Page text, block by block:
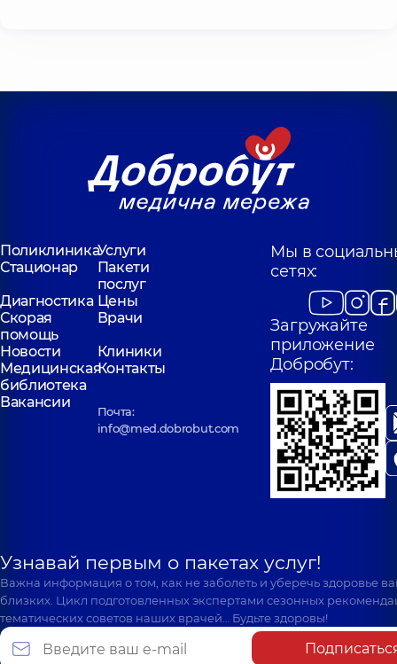
ПоликлиникаУслуги
Стационар
Пакети
послуг
Диагностика Цены
Скорая
помощь
Врачи
Новости
Клиники
Медицинская
библиотека
Контакты
Вакансии
Почта:
info@med.dobrobut.com
Мы в
сетях:
Загружайте
приложение
Добробут:
Узнавай первым о пакетах услуг!
Важна информация о том, как не заболеть и уберечь здоровье
близких. Цикл подготовленных экспертами сезонных
тематических советов наших врачей… Будьте здоровы!